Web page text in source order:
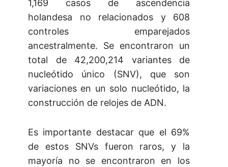
1,169 casos de ascendencia
holandesa no relacionados y 608
controles emparejados
ancestralmente. Se encontraron un
total de 42,200,214 variantes de
nucleótido único (SNV), que son
variaciones en un solo nucleótido, la
construcción de relojes de ADN.
Es importante destacar que el 69%
de estos SNVs fueron raros, y la
mayoría no se encontraron en los